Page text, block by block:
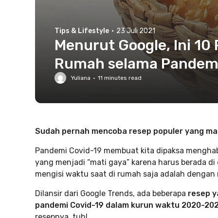
Tips & Lifestyle · 23 Juli 2021
Menurut Google, Ini 10
Rumah selama
Yuliana · 11 minutes read
Sudah pernah mencoba resep populer yang
Pandemi Covid-19 membuat kita dipaksa
yang menjadi “mati gaya” karena harus berada
mengisi waktu saat di rumah saja adalah
Dilansir dari Google Trends, ada beberapa resep
pandemi Covid-19 dalam kurun waktu 2020-